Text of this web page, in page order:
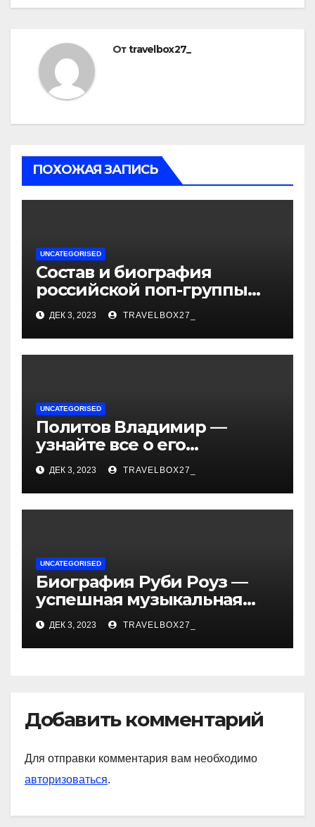
Отtravelbox27_
ПОХОЖАЯ ЗАПИСЬ
UNCATEGORISED
Состав и биография
российской поп-группы
«Иванушки интернешнл»
— история успеха, музыка
и судьбы участников
ДЕК 3, 2023 TRAVELBOX27_
UNCATEGORISED
Политов Владимир —
узнайте все о его
биографии, возрасте и
впечатляющих
достижениях!
ДЕК 3, 2023 TRAVELBOX27_
UNCATEGORISED
Биография Руби Роуз —
успешная музыкальная
карьера, личная жизнь и
знаковые достижения
ДЕК 3, 2023 TRAVELBOX27_
Добавить комментарий
Для отправки комментария вам необходимо
авторизоваться.